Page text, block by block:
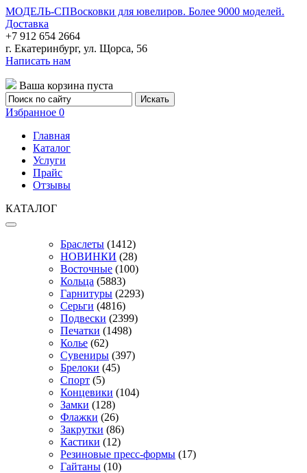
МОДЕЛЬ-СПВосковки для ювелиров. Более 9000 моделей.
Доставка
+7 912 654 2664
г. Екатеринбург, ул. Щорса, 56
Написать нам
Ваша корзина пуста
Избранное 0
Главная
Каталог
Услуги
Прайс
Отзывы
КАТАЛОГ
Браслеты (1412)
НОВИНКИ (28)
Восточные (100)
Кольца (5883)
Гарнитуры (2293)
Серьги (4816)
Подвески (2399)
Печатки (1498)
Колье (62)
Сувениры (397)
Брелоки (45)
Спорт (5)
Концевики (104)
Замки (128)
Флажки (26)
Закрутки (86)
Кастики (12)
Резиновые пресс-формы (17)
Гайтаны (10)